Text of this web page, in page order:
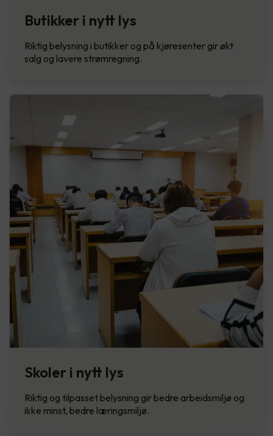
Butikker i nytt lys
Riktig belysning i butikker og på kjøresenter gir økt
salg og lavere strømregning.
Skoler i nytt lys
Riktig og tilpasset belysning gir bedre arbeidsmiljø og
ikke minst, bedre læringsmiljø.